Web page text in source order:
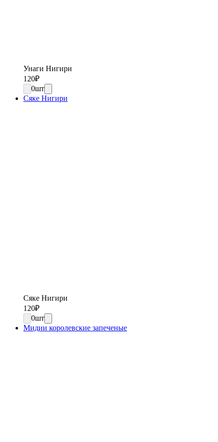
Унаги Нигири
120₽
0шт
Сяке Нигири
Сяке Нигири
120₽
0шт
Мидии королевские запеченые